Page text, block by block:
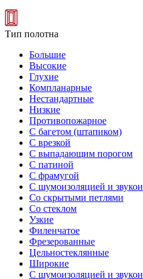
Тип полотна
Большие
Высокие
Глухие
Компланарные
Нестандартные
Низкие
Противопожарное
С багетом (штапиком)
С врезкой
С выпадающим порогом
С патиной
С фрамугой
С шумоизоляцией и
Со скрытыми петлями
Со стеклом
Узкие
Филенчатое
Фрезерованные
Цельностеклянные
Широкие
С шумоизоляцией и